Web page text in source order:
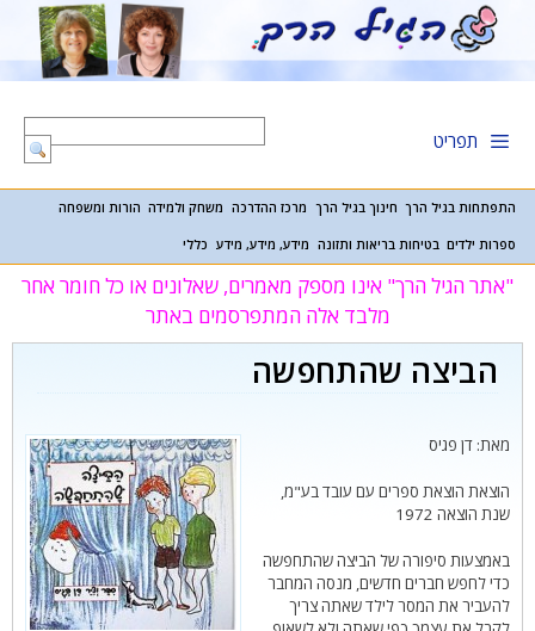
לתוכן
תפריט
התפתחות בגיל הרך חינוך בגיל הרך מרכז ההדרכה משחק ולמידה הורות ומשפחה
ספרות ילדים בטיחות בריאות ותזונה מידע, מידע, מידע כללי
"אתר הגיל הרך" אינו מספק מאמרים, שאלונים או כל חומר אחר
מלבד אלה המתפרסמים באתר
הביצה שהתחפשה
מאת: דן פגיס
הוצאת הוצאת ספרים עם עובד בע"מ,
שנת הוצאה 1972
באמצעות סיפורה של הביצה שהתחפשה
כדי לחפש חברים חדשים, מנסה המחבר
להעביר את המסר לילד שאתה צריך